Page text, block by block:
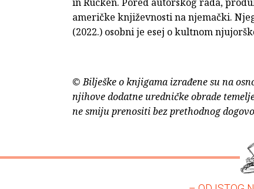
američke književnosti na njemački.
(2022.) osobni je esej o kultnom
© Bilješke o knjigama izrađene su na
njihove dodatne uredničke obrade
ne smiju prenositi bez prethodnog